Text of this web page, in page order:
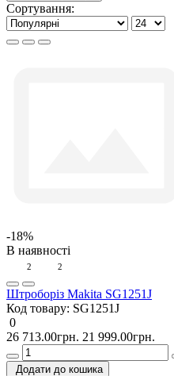
Сортування:
-18%
В наявності
2 2
Штроборіз Makita SG1251J
Код товару: SG1251J
0
26 713.00грн. 21 999.00грн.
Додати до кошика